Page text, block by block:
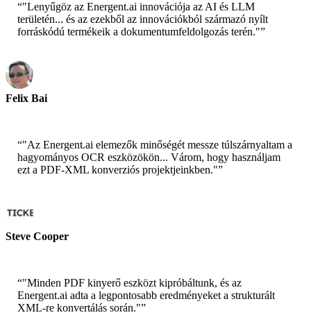
“"Lenyűgöz az Energent.ai innovációja az AI és LLM
területén... és az ezekből az innovációkból származó nyílt
forráskódú termékeik a dokumentumfeldolgozás terén."”
Felix Bai
“"Az Energent.ai elemezők minőségét messze túlszárnyaltam a
hagyományos OCR eszközökön... Várom, hogy használjam
ezt a PDF-XML konverziós projektjeinkben."”
Steve Cooper
“"Minden PDF kinyerő eszközt kipróbáltunk, és az
Energent.ai adta a legpontosabb eredményeket a strukturált
XML-re konvertálás során."”